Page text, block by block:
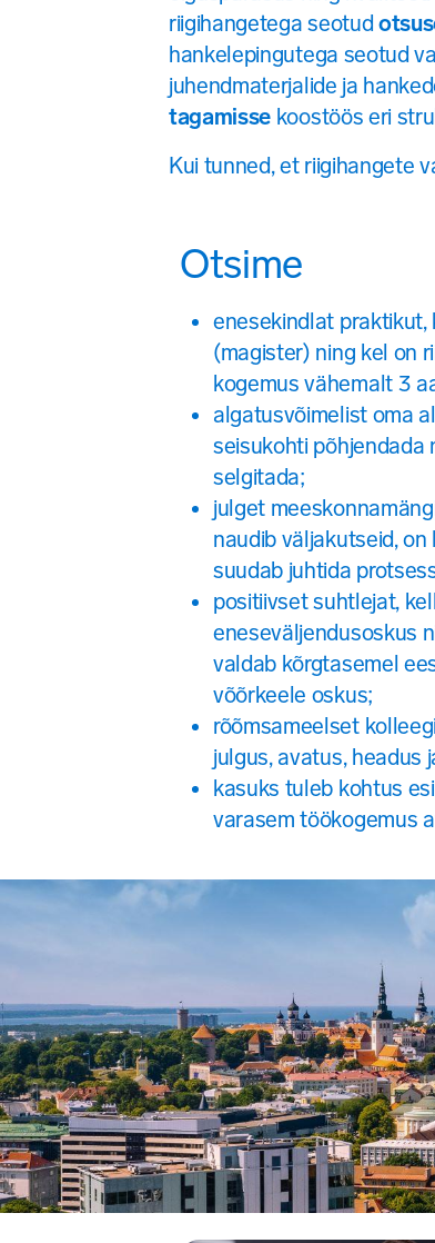
riigihangetega seotud
hankelepingutega seotud
juhendmaterjalide ja
tagamisse koostöös eri
Kui tunned, et riigihangete
Otsime
enesekindlat praktikut,
(magister) ning kel on
kogemus vähemalt 3
algatusvõimelist oma
seisukohti
selgitada;
julget
naudib väljakutseid,
suudab juhtida
positiivset suhtlejat,
eneseväljendusoskus
valdab kõrgtasemel
võõrkeele oskus;
rõõmsameelset
julgus, avatus, headus
kasuks tuleb kohtus
varasem töökogemus